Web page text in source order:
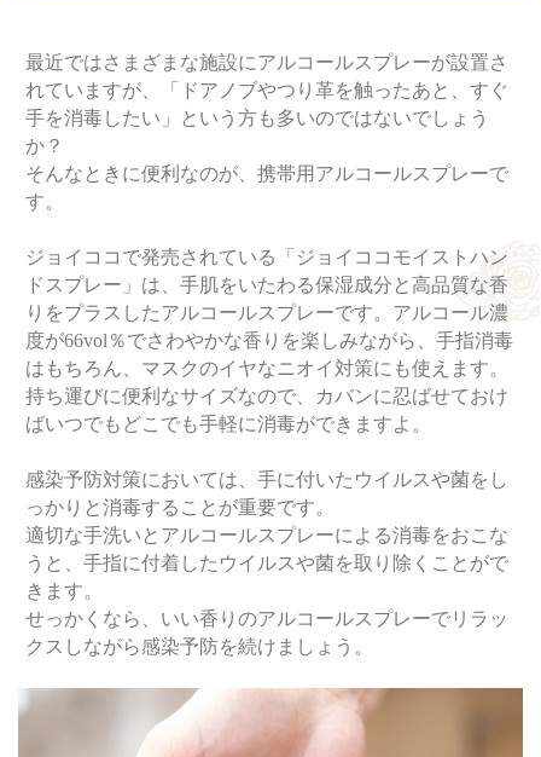
最近ではさまざまな施設にアルコールスプレーが設置さ
れていますが、「ドアノブやつり革を触ったあと、すぐ
手を消毒したい」という方も多いのではないでしょう
か？
そんなときに便利なのが、携帯用アルコールスプレーで
す。
ジョイココで発売されている「ジョイココモイストハン
ドスプレー」は、手肌をいたわる保湿成分と高品質な香
りをプラスしたアルコールスプレーです。アルコール濃
度が66vol％でさわやかな香りを楽しみながら、手指消毒
はもちろん、マスクのイヤなニオイ対策にも使えます。
持ち運びに便利なサイズなので、カバンに忍ばせておけ
ばいつでもどこでも手軽に消毒ができますよ。
感染予防対策においては、手に付いたウイルスや菌をし
っかりと消毒することが重要です。
適切な手洗いとアルコールスプレーによる消毒をおこな
うと、手指に付着したウイルスや菌を取り除くことがで
きます。
せっかくなら、いい香りのアルコールスプレーでリラッ
クスしながら感染予防を続けましょう。